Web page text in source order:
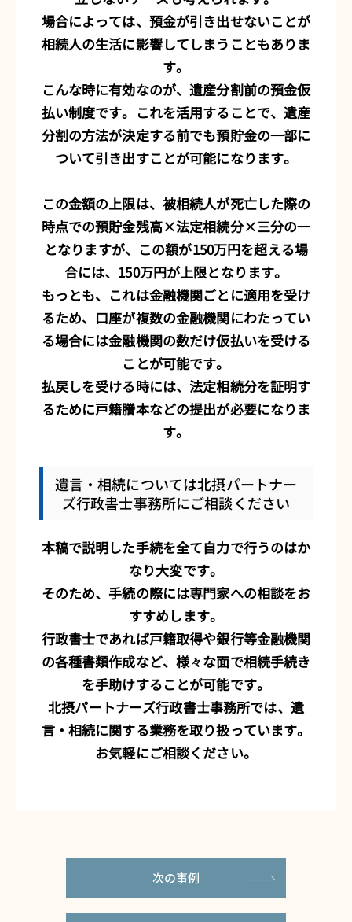
場合によっては、預金が引き出せないことが
相続人の生活に影響してしまうこともありま
す。
こんな時に有効なのが、遺産分割前の預金仮
払い制度です。これを活用することで、遺産
分割の方法が決定する前でも預貯金の一部に
ついて引き出すことが可能になります。
この金額の上限は、被相続人が死亡した際の
時点での預貯金残高×法定相続分×三分の一
となりますが、この額が150万円を超える場
合には、150万円が上限となります。
もっとも、これは金融機関ごとに適用を受け
るため、口座が複数の金融機関にわたってい
る場合には金融機関の数だけ仮払いを受ける
ことが可能です。
払戻しを受ける時には、法定相続分を証明す
るために戸籍謄本などの提出が必要になりま
す。
遺言・相続については北摂パートナー
ズ行政書士事務所にご相談ください
本稿で説明した手続を全て自力で行うのはか
なり大変です。
そのため、手続の際には専門家への相談をお
すすめします。
行政書士であれば戸籍取得や銀行等金融機関
の各種書類作成など、様々な面で相続手続き
を手助けすることが可能です。
北摂パートナーズ行政書士事務所では、遺
言・相続に関する業務を取り扱っています。
お気軽にご相談ください。
次の事例